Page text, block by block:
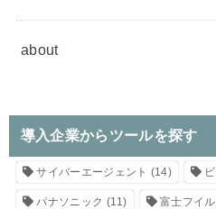
about
導入企業からツールを探す
サイバーエージェント (14)
パナソニック (11) 富士フイ